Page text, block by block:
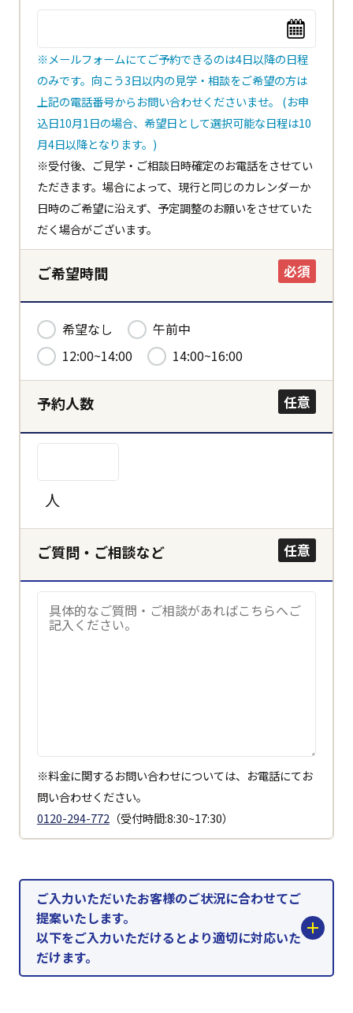
都道府県
市区町村
ホーム
キャンセル
決定する
閉じる
※メールフォームにてご予約できるのは4日以降の日程
のみです。向こう3日以内の見学・相談をご希望の方は
上記の電話番号からお問い合わせくださいませ。 (お申
込日10月1日の場合、希望日として選択可能な日程は10
月4日以降となります。)
※受付後、ご見学・ご相談日時確定のお電話をさせてい
ただきます。場合によって、現行と同じのカレンダーか
日時のご希望に沿えず、予定調整のお願いをさせていた
だく場合がございます。
ご希望時間 必須
希望なし
午前中
12:00~14:00
14:00~16:00
予約人数 任意
人
ご質問・ご相談など 任意
※料金に関するお問い合わせについては、お電話にてお
問い合わせください。
0120-294-772（受付時間:8:30~17:30）
ご入力いただいたお客様のご状況に合わせてご
提案いたします。
以下をご入力いただけるとより適切に対応いた
だけます。